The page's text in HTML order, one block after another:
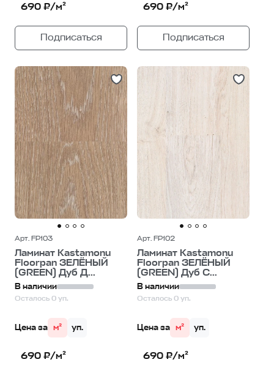
690 ₽/м²
Подписаться
690 ₽/м²
Подписаться
Арт. FP103
Ламинат Kastamonu
Floorpan ЗЕЛЁНЫЙ
(GREEN) Дуб Д...
В наличии
Осталось 0 уп.
Цена за м² уп.
690 ₽/м²
Арт. FP102
Ламинат Kastamonu
Floorpan ЗЕЛЁНЫЙ
(GREEN) Дуб С...
В наличии
Осталось 0 уп.
Цена за м² уп.
690 ₽/м²